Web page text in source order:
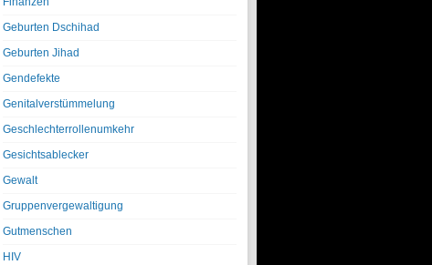
Geburten Dschihad
Geburten Jihad
Gendefekte
Genitalverstümmelung
Geschlechterrollenumkehr
Gesichtsablecker
Gewalt
Gruppenvergewaltigung
Gutmenschen
HIV